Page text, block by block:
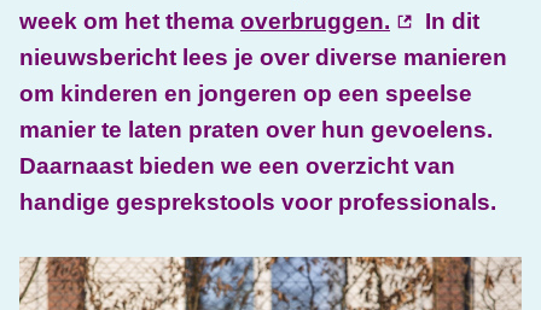
week om het thema overbruggen.
In dit
nieuwsbericht lees je over diverse manieren
om kinderen en jongeren op een speelse
manier te laten praten over hun gevoelens.
Daarnaast bieden we een overzicht van
handige gesprekstools voor professionals.